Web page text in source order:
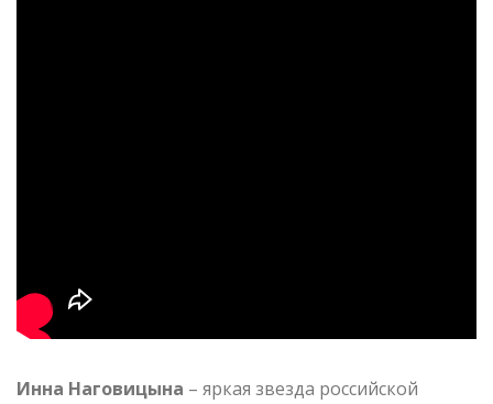
Инна Наговицына – яркая звезда российской